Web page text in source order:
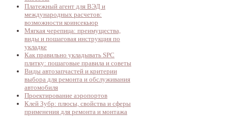
Платежный агент для ВЭД и
международных расчетов:
возможности коинсекьюр
Мягкая черепица: преимущества,
виды и пошаговая инструкция по
укладке
Как правильно укладывать SPC
плитку: пошаговые правила и советы
Виды автозапчастей и критерии
выбора для ремонта и обслуживания
автомобиля
Проектирование аэропортов
Клей Зубр: плюсы, свойства и сферы
применения для ремонта и монтажа